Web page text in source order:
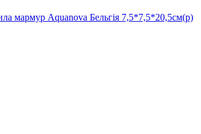
мармур Aquanova Бельгія 7,5*7,5*20,5см(р)